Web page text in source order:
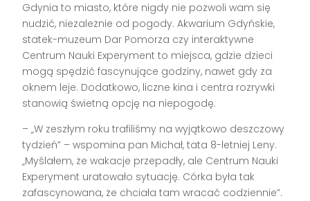
Gdynia to miasto, które nigdy nie pozwoli wam się
nudzić, niezależnie od pogody. Akwarium Gdyńskie,
statek-muzeum Dar Pomorza czy interaktywne
Centrum Nauki Experyment to miejsca, gdzie dzieci
mogą spędzić fascynujące godziny, nawet gdy za
oknem leje. Dodatkowo, liczne kina i centra rozrywki
stanowią świetną opcję na niepogodę.
– „W zeszłym roku trafiliśmy na wyjątkowo deszczowy
tydzień” – wspomina pan Michał, tata 8-letniej Leny.
„Myślałem, że wakacje przepadły, ale Centrum Nauki
Experyment uratowało sytuację. Córka była tak
zafascynowana, że chciała tam wracać codziennie”.